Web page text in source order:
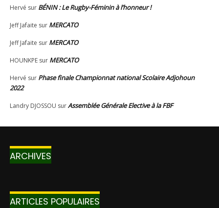
ARCHIVES
ARTICLES POPULAIRES